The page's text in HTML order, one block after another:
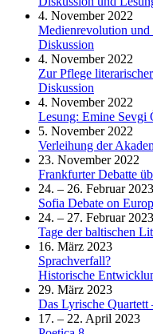
4. November 2022
Medienrevolution und
Diskussion
4. November 2022
Zur Pflege
Diskussion
4. November 2022
Lesung: Emine Sevgi
5. November 2022
Verleihung der
23. November 2022
Frankfurter Debatte
24. – 26. Februar 2023
Sofia Debate on
24. – 27. Februar 2023
Tage der baltischen
16. März 2023
Sprachverfall?
Historische
29. März 2023
Das Lyrische Quartett
17. – 22. April 2023